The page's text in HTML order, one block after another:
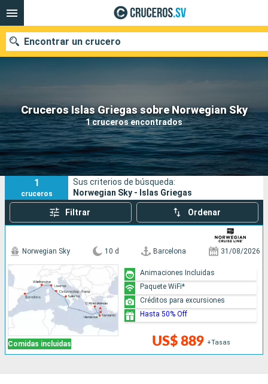
Cruceros Islas Griegas sobre Norwegian Sky
1 cruceros encontrados
Encontrar un crucero
Nuestros destinos
Fecha de salida
Puertos Compañías
Buscar
1
cruceros
Sus criterios de búsqueda:
Norwegian Sky - Islas Griegas
Filtrar Ordenar
Comidas incluidas
Norwegian Sky 10 d Barcelona 31/08/2026
US$ 889 +Tasas
Animaciones Incluidas
Paquete WiFi*
Créditos para excursiones
Hasta 50% Off